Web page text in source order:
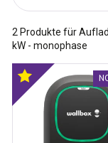
2 Produkte für
kW - monophase
Borne
de
recharge
Optimal
product